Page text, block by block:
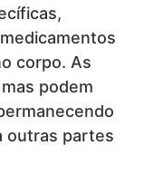
corpo. As
podem
outras partes